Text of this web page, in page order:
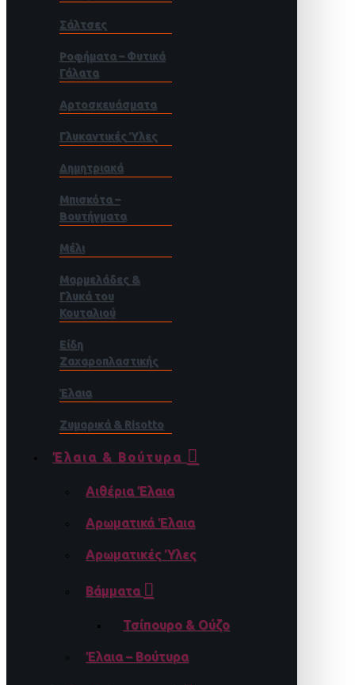
Σάλτσες
Ροφήματα – Φυτικά
Γάλατα
Αρτοσκευάσματα
Γλυκαντικές Ύλες
Δημητριακά
Μπισκότα –
Βουτήγματα
Μέλι
Μαρμελάδες &
Γλυκά του
Κουταλιού
Είδη
Ζαχαροπλαστικής
Έλαια
Ζυμαρικά & Risotto
Έλαια & Βούτυρα
Αιθέρια Έλαια
Αρωματικά Έλαια
Αρωματικές Ύλες
Βάμματα
Τσίπουρο & Ούζο
Έλαια – Βούτυρα